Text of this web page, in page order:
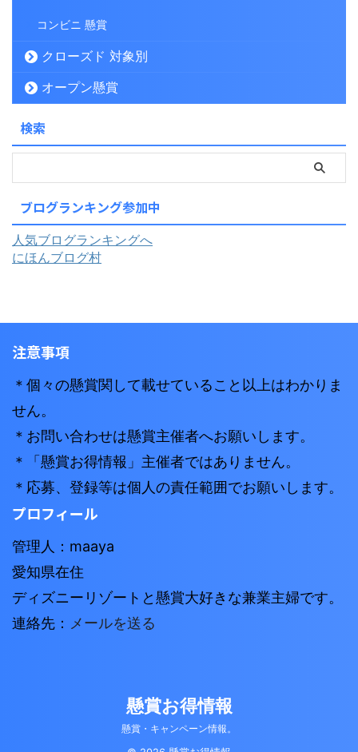
コンビニ 懸賞
クローズド 対象別
オープン懸賞
検索
ブログランキング参加中
人気ブログランキングへ
にほんブログ村
注意事項
＊個々の懸賞関して載せていること以上はわかりま
せん。
＊お問い合わせは懸賞主催者へお願いします。
＊「懸賞お得情報」主催者ではありません。
＊応募、登録等は個人の責任範囲でお願いします。
プロフィール
管理人：maaya
愛知県在住
ディズニーリゾートと懸賞大好きな兼業主婦です。
連絡先： メールを送る
懸賞お得情報
懸賞・キャンペーン情報。